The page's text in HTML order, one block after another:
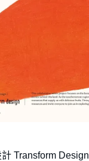
Transform Design